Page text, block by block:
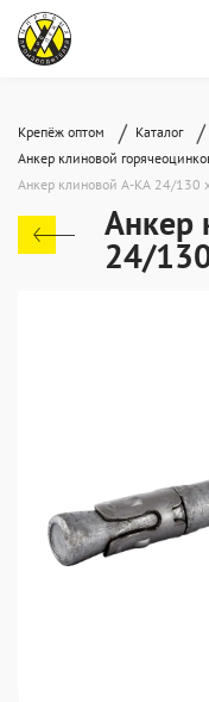
Крепёж оптом / Каталог /
Анкер клиновой
Анкер клиновой А-КА 24/130
Анкер
24/